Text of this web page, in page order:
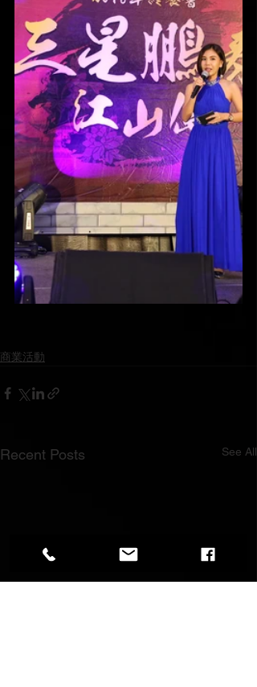
商業活動
Recent Posts See All